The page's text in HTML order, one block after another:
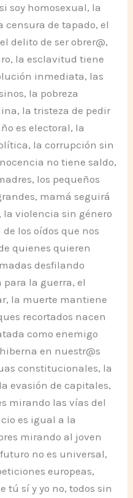
soy homosexual, la
censura de tapado, el
delito de ser obrer@,
la esclavitud tiene
inmediata, las
la pobreza
la tristeza de pedir
es electoral, la
la corrupción sin
no tiene saldo,
los pequeños
mamá seguirá
violencia sin género
los oídos que nos
quienes quieren
desfilando
la guerra, el
la muerte mantiene
recortados nacen
como enemigo
en nuestr@s
constitucionales, la
evasión de capitales,
mirando las vías del
es igual a la
mirando al joven
no es universal,
europeas,
tú sí y yo no, todos sin